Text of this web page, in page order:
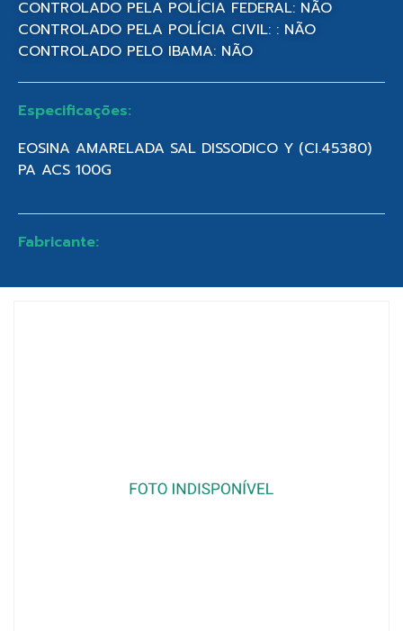
CONTROLADO PELA POLÍCIA FEDERAL: NÃO
CONTROLADO PELA POLÍCIA CIVIL: : NÃO
CONTROLADO PELO IBAMA: NÃO
Especificações:
EOSINA AMARELADA SAL DISSODICO Y (CI.45380)
PA ACS 100G
Fabricante: